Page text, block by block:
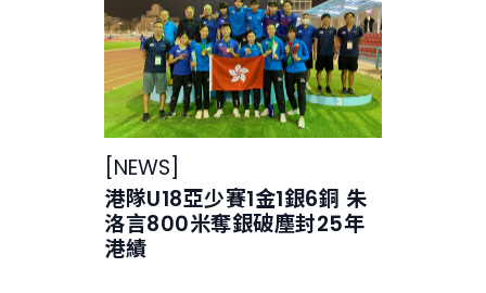
NEWS
港隊U18亞少賽1金1銀6銅 朱
洛言800米奪銀破塵封25年
港績